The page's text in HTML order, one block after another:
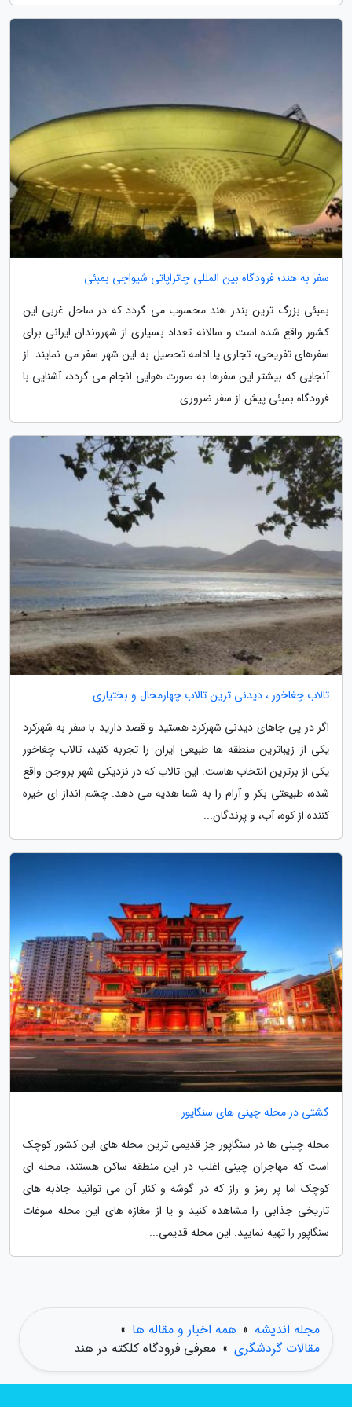
سفر به هند؛ فرودگاه بین المللی چاتراپاتی شیواجی بمبئی
بمبئی بزرگ ترین بندر هند محسوب می گردد که در ساحل غربی این
کشور واقع شده است و سالانه تعداد بسیاری از شهروندان ایرانی برای
سفرهای تفریحی، تجاری یا ادامه تحصیل به این شهر سفر می نمایند. از
آنجایی که بیشتر این سفرها به صورت هوایی انجام می گردد، آشنایی با
فرودگاه بمبئی پیش از سفر ضروری...
تالاب چغاخور ، دیدنی ترین تالاب چهارمحال و بختیاری
اگر در پی جاهای دیدنی شهرکرد هستید و قصد دارید با سفر به شهرکرد
یکی از زیباترین منطقه ها طبیعی ایران را تجربه کنید، تالاب چغاخور
یکی از برترین انتخاب هاست. این تالاب که در نزدیکی شهر بروجن واقع
شده، طبیعتی بکر و آرام را به شما هدیه می دهد. چشم انداز ای خیره
کننده از کوه، آب، و پرندگان...
گشتی در محله چینی های سنگاپور
محله چینی ها در سنگاپور جز قدیمی ترین محله های این کشور کوچک
است که مهاجران چینی اغلب در این منطقه ساکن هستند، محله ای
کوچک اما پر رمز و راز که در گوشه و کنار آن می توانید جاذبه های
تاریخی جذابی را مشاهده کنید و یا از مغازه های این محله سوغات
سنگاپور را تهیه نمایید. این محله قدیمی...
مجله اندیشه » همه اخبار و مقاله ها »
مقالات گردشگری » معرفی فرودگاه کلکته در هند